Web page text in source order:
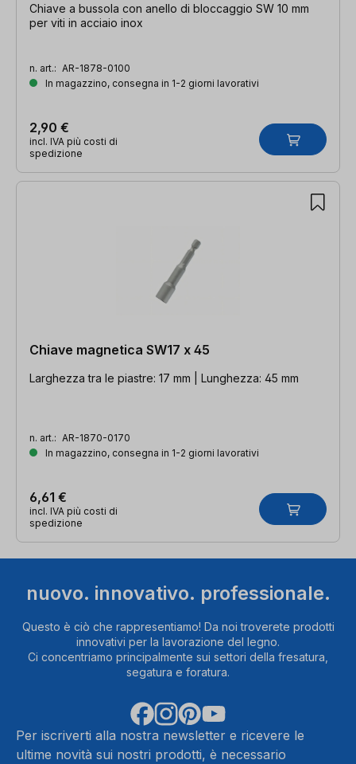
Chiave a bussola con anello di bloccaggio SW 10 mm
per viti in acciaio inox
n. art.: AR-1878-0100
In magazzino, consegna in 1-2 giorni lavorativi
2,90 €
incl. IVA più costi di
spedizione
Chiave magnetica SW17 x 45
Larghezza tra le piastre: 17 mm | Lunghezza: 45 mm
n. art.: AR-1870-0170
In magazzino, consegna in 1-2 giorni lavorativi
6,61 €
incl. IVA più costi di
spedizione
nuovo. innovativo. professionale.
Questo è ciò che rappresentiamo! Da noi troverete prodotti
innovativi per la lavorazione del legno.
Ci concentriamo principalmente sui settori della fresatura,
segatura e foratura.
Per iscriverti alla nostra newsletter e ricevere le
ultime novità sui nostri prodotti, è necessario